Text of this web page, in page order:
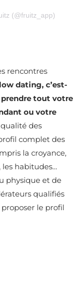
(@fruitz_app)
rencontres
dating, c’est-
prendre tout votre
ou votre
qualité des
complet des
la croyance,
les habitudes…
physique et de
qualifiés
le profil